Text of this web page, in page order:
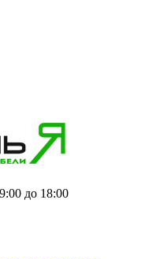
до 18:00